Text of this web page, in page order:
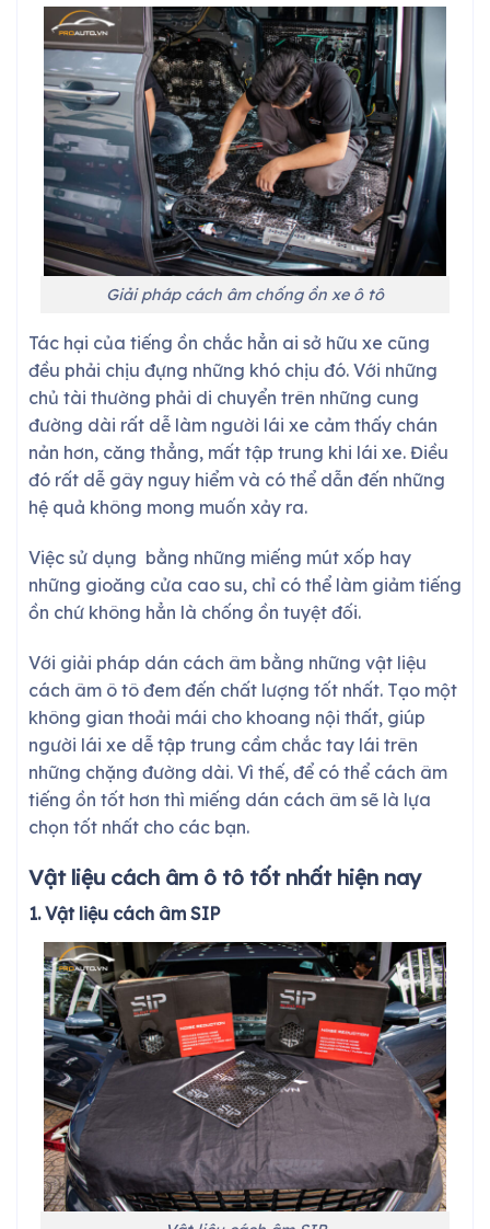
Giải pháp cách âm chống ồn xe ô tô
Tác hại của tiếng ồn chắc hẳn ai sở hữu xe cũng
đều phải chịu đựng những khó chịu đó. Với những
chủ tài thường phải di chuyển trên những cung
đường dài rất dễ làm người lái xe cảm thấy chán
nản hơn, căng thẳng, mất tập trung khi lái xe. Điều
đó rất dễ gây nguy hiểm và có thể dẫn đến những
hệ quả không mong muốn xảy ra.
Việc sử dụng bằng những miếng mút xốp hay
những gioăng cửa cao su, chỉ có thể làm giảm tiếng
ồn chứ không hẳn là chống ồn tuyệt đối.
Với giải pháp dán cách âm bằng những vật liệu
cách âm ô tô đem đến chất lượng tốt nhất. Tạo một
không gian thoải mái cho khoang nội thất, giúp
người lái xe dễ tập trung cầm chắc tay lái trên
những chặng đường dài. Vì thế, để có thể cách âm
tiếng ồn tốt hơn thì miếng dán cách âm sẽ là lựa
chọn tốt nhất cho các bạn.
Vật liệu cách âm ô tô tốt nhất hiện nay
1. Vật liệu cách âm SIP